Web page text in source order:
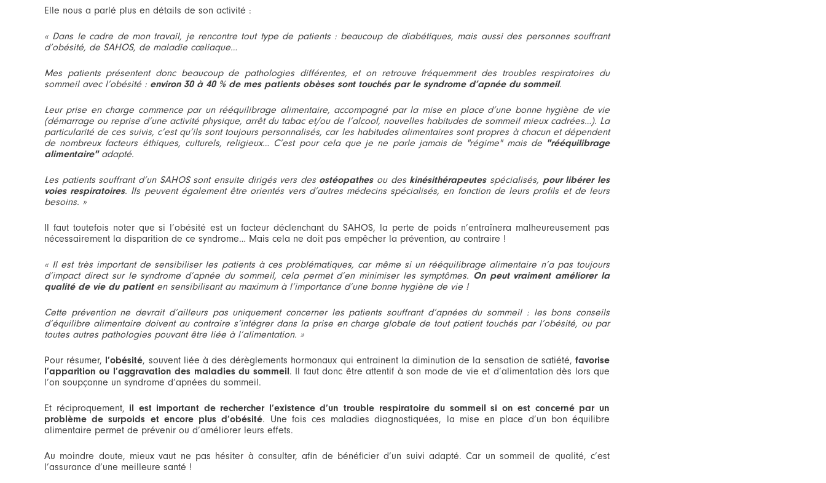
Elle nous a parlé plus en détails de son activité :
« Dans le cadre de mon travail, je rencontre tout type de patients : beaucoup de diabétiques, mais aussi des personnes souffrant
d’obésité, de SAHOS, de maladie cœliaque…
Mes patients présentent donc beaucoup de pathologies différentes, et on retrouve fréquemment des troubles respiratoires du
sommeil avec l’obésité : environ 30 à 40 % de mes patients obèses sont touchés par le syndrome d’apnée du sommeil.
Leur prise en charge commence par un rééquilibrage alimentaire, accompagné par la mise en place d’une bonne hygiène de vie
(démarrage ou reprise d’une activité physique, arrêt du tabac et/ou de l’alcool, nouvelles habitudes de sommeil mieux cadrées…). La
particularité de ces suivis, c’est qu’ils sont toujours personnalisés, car les habitudes alimentaires sont propres à chacun et dépendent
de nombreux facteurs éthiques, culturels, religieux… C’est pour cela que je ne parle jamais de "régime" mais de "rééquilibrage
alimentaire"adapté.
Les patients souffrant d’un SAHOS sont ensuite dirigés vers des ostéopathesou des kinésithérapeutesspécialisés, pour libérer les
voies respiratoires. Ils peuvent également être orientés vers d’autres médecins spécialisés, en fonction de leurs profils et de leurs
besoins. »
Il faut toutefois noter que si l’obésité est un facteur déclenchant du SAHOS, la perte de poids n’entraînera malheureusement pas
nécessairement la disparition de ce syndrome… Mais cela ne doit pas empêcher la prévention, au contraire !
« Il est très important de sensibiliser les patients à ces problématiques, car même si un rééquilibrage alimentaire n’a pas toujours
d’impact direct sur le syndrome d’apnée du sommeil, cela permet d’en minimiser les symptômes. On peut vraiment améliorer la
qualité de vie du patienten sensibilisant au maximum à l’importance d’une bonne hygiène de vie !
Cette prévention ne devrait d’ailleurs pas uniquement concerner les patients souffrant d’apnées du sommeil : les bons conseils
d’équilibre alimentaire doivent au contraire s’intégrer dans la prise en charge globale de tout patient touchés par l’obésité, ou par
toutes autres pathologies pouvant être liée à l’alimentation. »
Pour résumer, l’obésité, souvent liée à des dérèglements hormonaux qui entrainent la diminution de la sensation de satiété,favorise
l’apparition ou l’aggravation des maladies du sommeil . Il faut donc être attentif à son mode de vie et d’alimentation dès lors que
l’on soupçonne un syndrome d’apnées du sommeil.
Et réciproquement, il est important de rechercher l’existence d’un trouble respiratoire du sommeil si on est concerné par un
problème de surpoids et encore plus d’obésité. Une fois ces maladies diagnostiquées, la mise en place d’un bon équilibre
alimentaire permet de prévenir ou d’améliorer leurs effets.
Au moindre doute, mieux vaut ne pas hésiter à consulter, afin de bénéficier d’un suivi adapté. Car un sommeil de qualité, c’est
l’assurance d’une meilleure santé !